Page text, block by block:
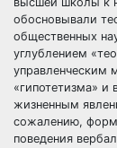
обосновывали
общественных
углублением
управленческим
«гипотетизма» и
жизненным
сожалению,
поведения